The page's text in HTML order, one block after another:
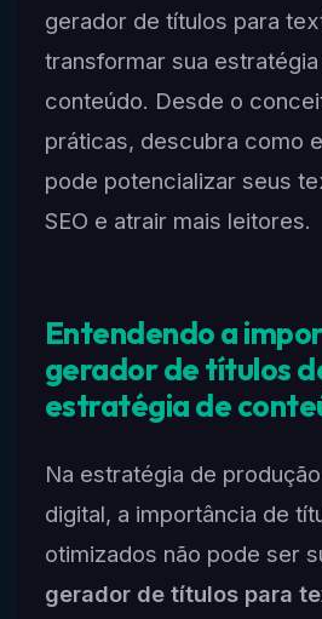
gerador de títulos para
transformar sua
conteúdo. Desde o
práticas, descubra como
pode potencializar seus
SEO e atrair mais leitores.
Entendendo a
gerador de títulos
estratégia de
Na estratégia de
digital, a importância de
otimizados não pode ser
gerador de títulos para